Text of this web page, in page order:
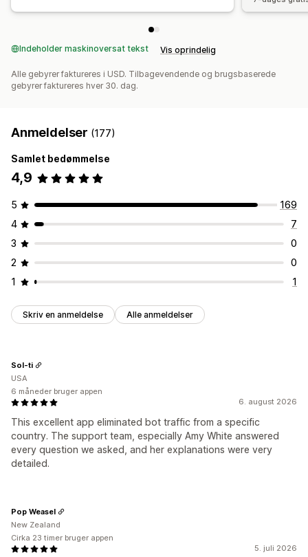
Indeholder maskinoversat tekst Vis oprindelig
Alle gebyrer faktureres i USD. Tilbagevendende og brugsbaserede
gebyrer faktureres hver 30. dag.
Anmeldelser (177)
Samlet bedømmelse
4,9
5
169
4
7
3
0
2
0
1
1
Skriv en anmeldelse Alle anmeldelser
6. august 2026
This excellent app eliminated bot traffic from a specific
country. The support team, especially Amy White answered
every question we asked, and her explanations were very
detailed.
Sol-ti
USA
6 måneder bruger appen
5. juli 2026
Pop Weasel
New Zealand
Cirka 23 timer bruger appen